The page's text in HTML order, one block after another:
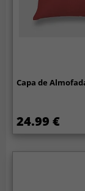
Capa de
24.99 €